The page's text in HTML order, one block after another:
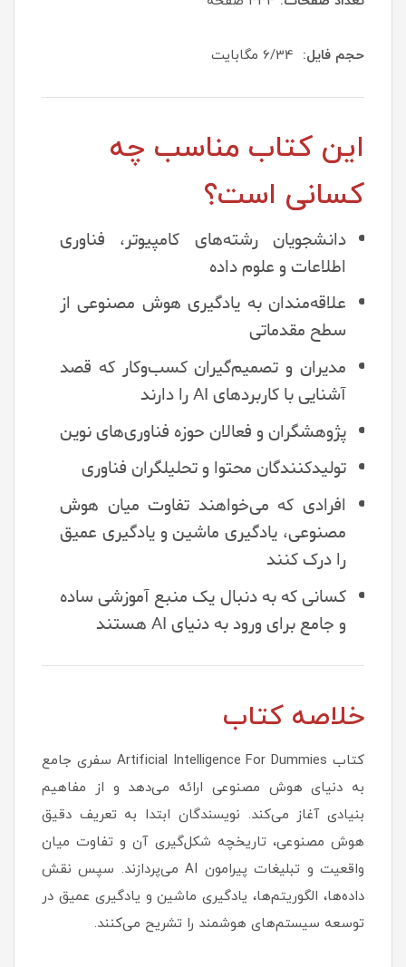
حجم فایل:
این کتاب مناسب چه
کسانی است؟
دانشجویان رشته‌های کامپیوتر، فناوری
اطلاعات و علوم داده
علاقه‌مندان به یادگیری هوش مصنوعی از
سطح مقدماتی
مدیران و تصمیم‌گیران کسب‌وکار که قصد
آشنایی با کاربردهای AI را دارند
پژوهشگران و فعالان حوزه فناوری‌های نوین
تولیدکنندگان محتوا و تحلیلگران فناوری
افرادی که می‌خواهند تفاوت میان هوش
مصنوعی، یادگیری ماشین و یادگیری عمیق
را درک کنند
کسانی که به دنبال یک منبع آموزشی ساده
و جامع برای ورود به دنیای AI هستند
خلاصه کتاب
کتاب Artificial Intelligence For Dummies سفری جامع
به دنیای هوش مصنوعی ارائه می‌دهد و از مفاهیم
بنیادی آغاز می‌کند. نویسندگان ابتدا به تعریف دقیق
هوش مصنوعی، تاریخچه شکل‌گیری آن و تفاوت میان
واقعیت و تبلیغات پیرامون AI می‌پردازند. سپس نقش
داده‌ها، الگوریتم‌ها، یادگیری ماشین و یادگیری عمیق در
توسعه سیستم‌های هوشمند را تشریح می‌کنند.